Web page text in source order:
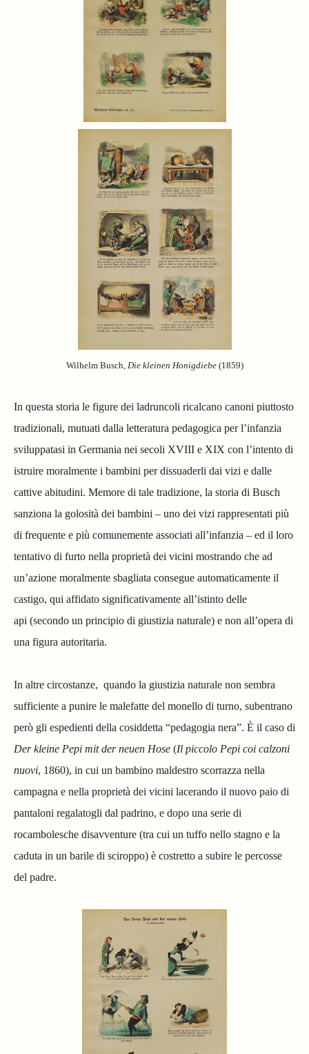
Wilhelm Busch, Die kleinen Honigdiebe(1859)
In questa storia le figure dei ladruncoli ricalcano canoni piuttosto
tradizionali, mutuati dalla letteratura pedagogica per l’infanzia
sviluppatasi in Germania nei secoli XVIII e XIX con l’intento di
istruire moralmente i bambini per dissuaderli dai vizi e dalle
cattive abitudini. Memore di tale tradizione, la storia di Busch
sanziona la golosità dei bambini – uno dei vizi rappresentati più
di frequente e più comunemente associati all’infanzia – ed il loro
tentativo di furto nella proprietà dei vicini mostrando che ad
un’azione moralmente sbagliata consegue automaticamente il
castigo, qui affidato significativamente all’istinto delle
api (secondo un principio di giustizia naturale) e non all’opera di
una figura autoritaria.
In altre circostanze, quando la giustizia naturale non sembra
sufficiente a punire le malefatte del monello di turno, subentrano
però gli espedienti della cosiddetta “pedagogia nera”. È il caso di
Der kleine Pepi mit der neuen Hose (Il piccolo Pepi coi calzoni
nuovi, 1860), in cui un bambino maldestro scorrazza nella
campagna e nella proprietà dei vicini lacerando il nuovo paio di
pantaloni regalatogli dal padrino, e dopo una serie di
rocambolesche disavventure (tra cui un tuffo nello stagno e la
caduta in un barile di sciroppo) è costretto a subire le percosse
del padre.